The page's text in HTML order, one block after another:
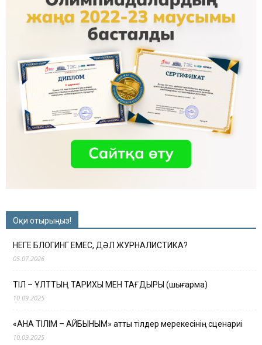
Оқи отырыңыз!
НЕГЕ БЛОГИНГ ЕМЕС, ДӘЛ ЖУРНАЛИСТИКА?
05.07.2026
ТІЛ – ҰЛТТЫҢ ТАРИХЫ МЕН ТАҒДЫРЫ (шығарма)
10.09.2025
«АНА ТІЛІМ – АЙБЫНЫМ» атты тілдер мерекесінің сценариі
10.09.2025